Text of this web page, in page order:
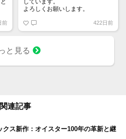
前
しています。
よろしくお願いします。
422日前
と見る
関連記事
クス新作：オイスター100年の革新と継